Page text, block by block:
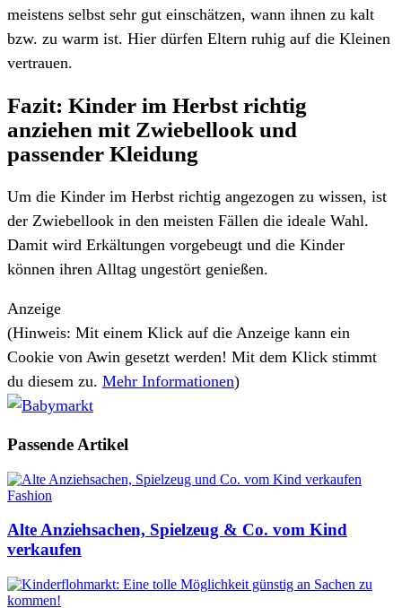
meistens selbst sehr gut einschätzen, wann ihnen zu kalt
bzw. zu warm ist. Hier dürfen Eltern ruhig auf die Kleinen
vertrauen.
Fazit: Kinder im Herbst richtig
anziehen mit Zwiebellook und
passender Kleidung
Um die Kinder im Herbst richtig angezogen zu wissen, ist
der Zwiebellook in den meisten Fällen die ideale Wahl.
Damit wird Erkältungen vorgebeugt und die Kinder
können ihren Alltag ungestört genießen.
Anzeige
(Hinweis: Mit einem Klick auf die Anzeige kann ein
Cookie von Awin gesetzt werden! Mit dem Klick stimmt
du diesem zu. Mehr Informationen)
Passende Artikel
Fashion
Alte Anziehsachen, Spielzeug & Co. vom Kind
verkaufen